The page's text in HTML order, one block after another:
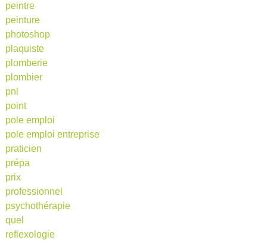
peintre
peinture
photoshop
plaquiste
plomberie
plombier
pnl
point
pole emploi
pole emploi entreprise
praticien
prépa
prix
professionnel
psychothérapie
quel
reflexologie